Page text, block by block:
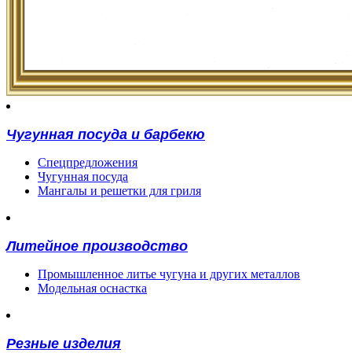
Чугунная посуда и барбекю
Спецпредложения
Чугунная посуда
Мангалы и решетки для гриля
Литейное производство
Промышленное литье чугуна и других металлов
Модельная оснастка
Резные изделия